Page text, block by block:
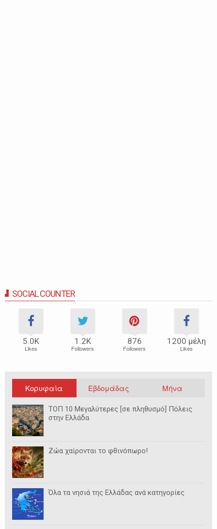
SOCIAL COUNTER
5.0Κ
Likes
1.2Κ
Followers
876
Followers
1200 μέλη
Likes
Κορυφαία Εβδομάδας Μήνα
ΤΟΠ 10 Μεγαλύτερες [σε πληθυσμό] Πόλεις
στην Ελλάδα
Ζώα χαίρονται το φθινόπωρο!
Όλα τα νησιά της Ελλάδας ανά κατηγορίες